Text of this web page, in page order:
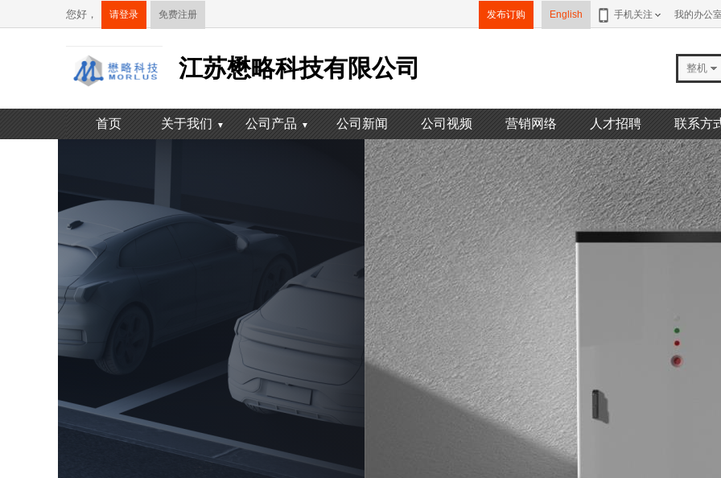
您好， 请登录 免费注册 发布订购 English 手机关注 我的办公
江苏懋略科技有限公司 整机
首页 关于我们 ▼ 公司产品 ▼ 公司新闻 公司视频 营销网络 人才招聘 联系方